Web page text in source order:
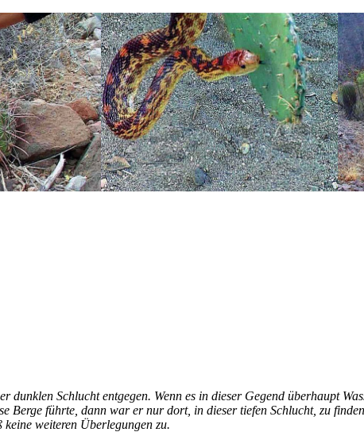
dunklen Schlucht entgegen. Wenn es in dieser Gegend überhaupt
Berge führte, dann war er nur dort, in dieser tiefen Schlucht, zu
keine weiteren Überlegungen zu.